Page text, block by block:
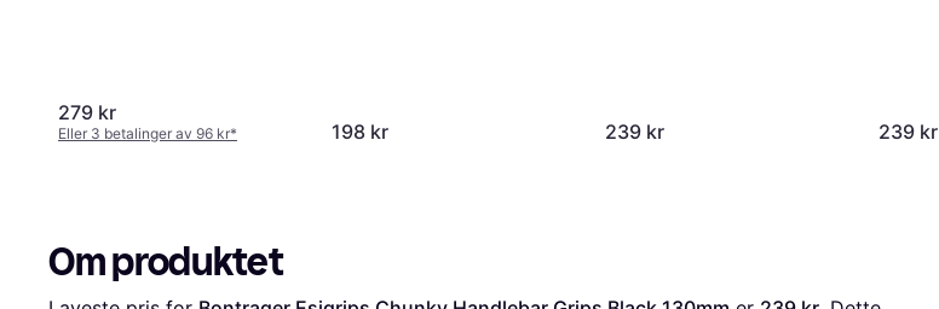
279 kr
Eller 3 betalinger av 96 kr* 198 kr 239 kr 239 kr
Om produktet